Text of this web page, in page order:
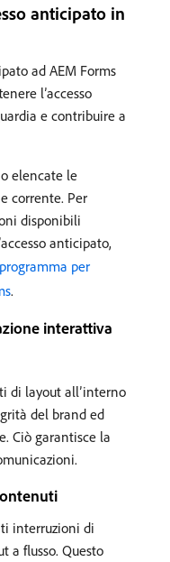
anticipato in
ad AEM Forms
l’accesso
e contribuire a
elencate le
corrente. Per
disponibili
anticipato,
per
.
interattiva
di layout all’interno
del brand ed
Ciò garantisce la
interruzioni di
a flusso. Questo